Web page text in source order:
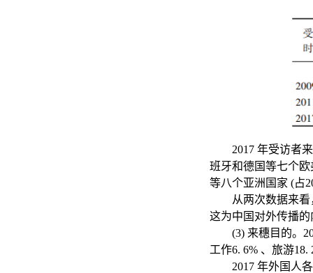
2017 年受访者
班牙和德国等七个
等八个亚洲国家 (占
从两次数据来
这为中国对外传播
(3) 来穗目的。
工作6. 6% 、旅游18.
2017 年外国人